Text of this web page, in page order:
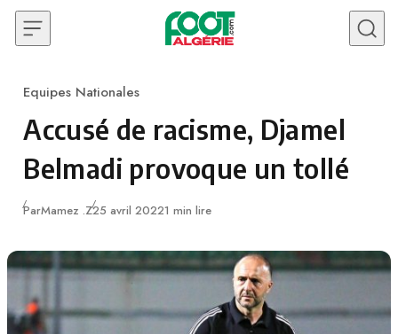
Skip to content
Category
Equipes Nationales
Accusé de racisme, Djamel
Belmadi provoque un tollé
ParMamez .ZPublié
25 avril 20221 min lire